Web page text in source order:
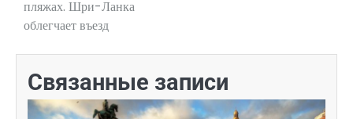
записям
пляжах. Шри-Ланка
облегчает въезд
Связанные записи